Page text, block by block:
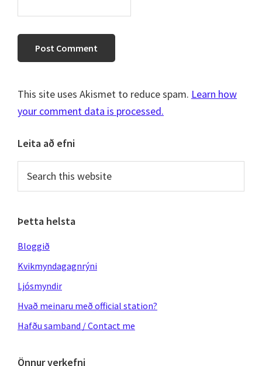
This site uses Akismet to reduce spam. Learn how
your comment data is processed.
Primary
Sidebar
Leita að efni
this
Þetta helsta
Bloggið
Kvikmyndagagnrýni
Ljósmyndir
Hvað meinaru með official station?
Hafðu samband / Contact me
Önnur verkefni